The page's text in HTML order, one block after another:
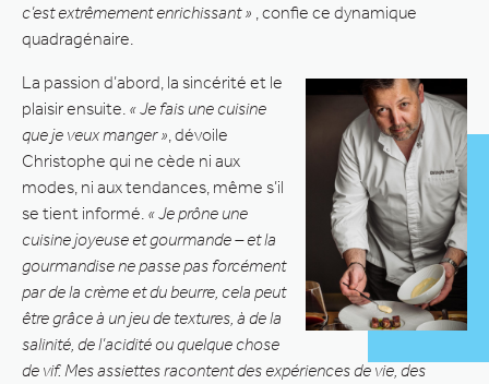
c’est extrêmement enrichissant » , confie ce dynamique
quadragénaire.
La passion d’abord, la sincérité et le
plaisir ensuite. « Je fais une cuisine
que je veux manger » , dévoile
Christophe qui ne cède ni aux
modes, ni aux tendances, même s’il
se tient informé. « Je prône une
cuisine joyeuse et gourmande – et la
gourmandise ne passe pas forcément
par de la crème et du beurre, cela peut
être grâce à un jeu de textures, à de la
salinité, de l’acidité ou quelque chose
de vif. Mes assiettes racontent des expériences de vie, des